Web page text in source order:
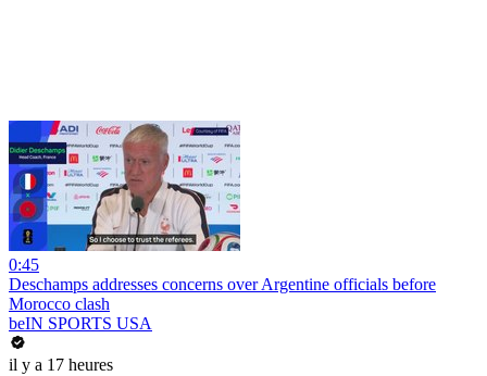
0:45
Deschamps addresses concerns over Argentine officials before
Morocco clash
beIN SPORTS USA
il y a 17 heures